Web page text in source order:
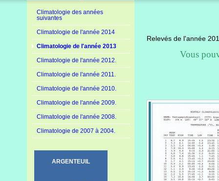
Climatologie des années
suivantes
Climatologie de l'année 2014
Climatologie de l'année 2013
Climatologie de l'année 2012.
Climatologie de l'année 2011.
Climatologie de l'année 2010.
Climatologie de l'année 2009.
Climatologie de l'année 2008.
Climatologie de 2007 à 2004.
Relevés de l'année
Vous